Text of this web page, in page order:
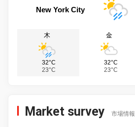
New York City
木
32°C
23°C
金
32°C
23°C
Market survey 市場情報